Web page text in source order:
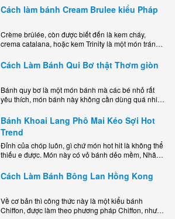
kem..
Cách làm bánh Cream Brulee kiểu Pháp
Crème brûlée, còn được biết đến là kem cháy,
crema catalana, hoặc kem Trinity là một món tráng
lớp..
Cách Làm Bánh Qui Bơ thật Thơm giòn
Bánh quy bơ là một món bánh mà các bé nhỏ rất
yêu thích, món bánh này không cần dùng quá nhiều
Bánh Khoai Lang Phô Mai Kéo Sợi Hot
Trend
Đỉnh của chóp luôn, gì chứ món hot hit là không thể
thiếu e được. Món này có vỏ bánh dẻo mềm, Nhân
Cách Làm Bánh Bông Lan Hồng Kong
Về cơ bản thì công thức này là một kiểu bánh
Chiffon, được làm theo phương pháp Chiffon, nhưng